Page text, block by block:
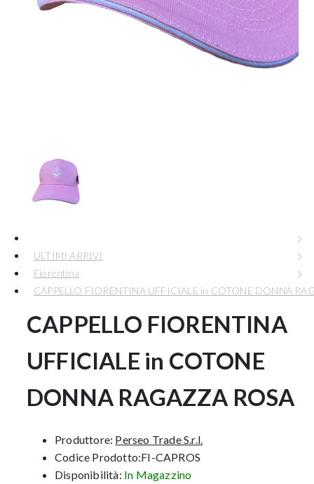
ULTIMI ARRIVI
Fiorentina
CAPPELLO FIORENTINA UFFICIALE in COTONE DONNA
CAPPELLO FIORENTINA
UFFICIALE in COTONE
DONNA RAGAZZA ROSA
Produttore: Perseo Trade S.r.l.
Codice Prodotto:FI-CAPROS
Disponibilità: In Magazzino